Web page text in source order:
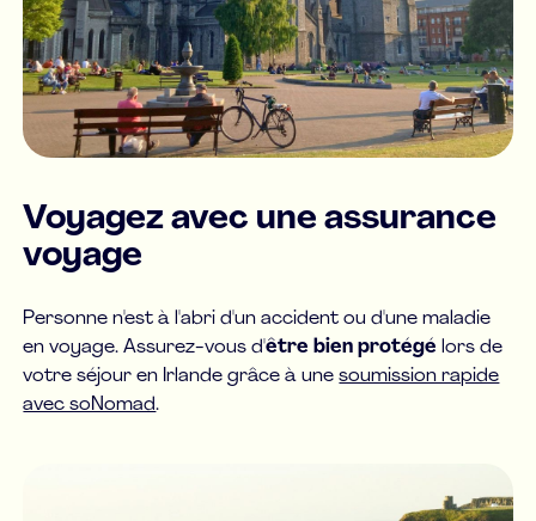
Voyagez avec une assurance
voyage
Personne n'est à l'abri d'un accident ou d'une maladie
en voyage. Assurez-vous d'être bien protégé lors de
votre séjour en Irlande grâce à unesoumission rapide
avec soNomad.